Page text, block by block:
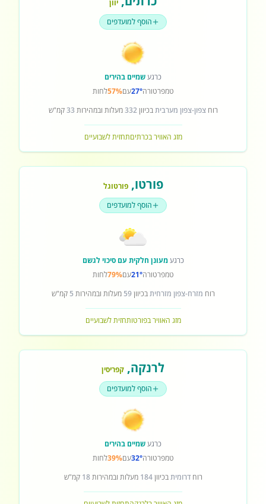
יוון
הוסף למועדפים
כרגעשמיים בהירים
טמפרטורה27°עם57%לחות
רוחצפון-צפון מערביתבכיוון332מעלות ובמהירות 33קמ"ש
מזג האוויר בכרתיםתחזית לשבועיים
פורטו,פורטוגל
הוסף למועדפים
כרגעמעונן חלקית עם סיכוי לגשם
טמפרטורה21°עם79%לחות
רוח מזרח-צפון מזרחיתבכיוון59 מעלות ובמהירות 5 קמ"ש
מזג האוויר בפורטותחזית לשבועיים
לרנקה, קפריסין
הוסף למועדפים
כרגעשמיים בהירים
טמפרטורה32°עם39%לחות
רוחדרומיתבכיוון184 מעלות ובמהירות18 קמ"ש